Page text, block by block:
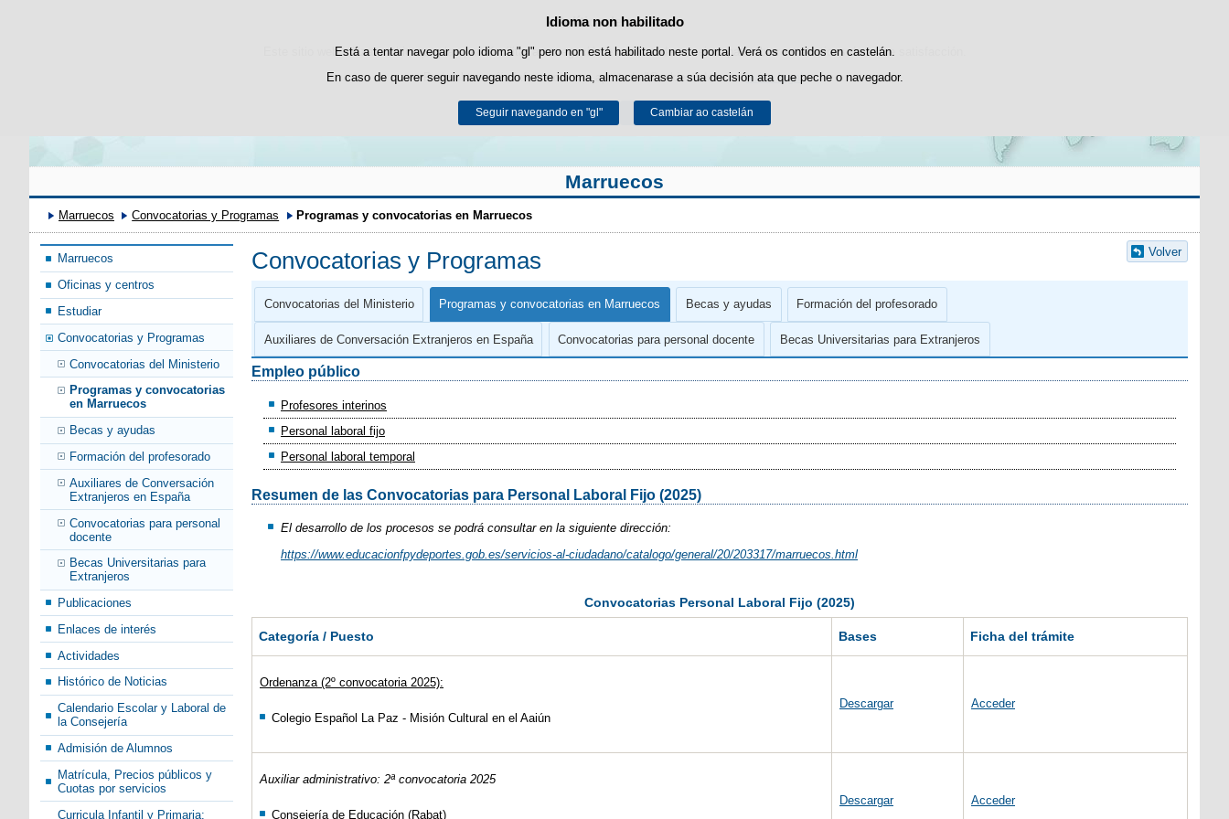
Política de cookies
Este sitio web utiliza cookies propias para facilitar a navegación e cookies de terceiros para obter estatísticas de uso e satisfacción.
Pode obter máis información no apartado "Cookies" do nosoaviso legal.
Aceptar Rexeitar
Idioma non habilitado
Está a tentar navegar polo idioma "gl" pero non está habilitado neste portal. Verá os contidos en castelán.
En caso de querer seguir navegando neste idioma, almacenarase a súa decisión ata que peche o navegador.
Seguir navegando en "gl" Cambiar ao castelán
Saltar ao contido
Marruecos
Marruecos Convocatorias y Programas Programas y convocatorias en Marruecos
Marruecos
Oficinas y centros
Estudiar
Convocatorias y Programas
Convocatorias del Ministerio
Programas y convocatorias
en Marruecos
Becas y ayudas
Formación del profesorado
Auxiliares de Conversación
Extranjeros en España
Convocatorias para personal
docente
Becas Universitarias para
Extranjeros
Publicaciones
Enlaces de interés
Actividades
Histórico de Noticias
Calendario Escolar y Laboral de
la Consejería
Admisión de Alumnos
Matrícula, Precios públicos y
Cuotas por servicios
Curricula Infantil y Primaria:
Volver
Convocatorias y Programas
Convocatorias del Ministerio Programas y convocatorias en Marruecos Becas y ayudas Formación del profesorado
Auxiliares de Conversación Extranjeros en España Convocatorias para personal docente Becas Universitarias para Extranjeros
Empleo público
Profesores interinos
Personal laboral fijo
Personal laboral temporal
Resumen de las Convocatorias para Personal Laboral Fijo (2025)
El desarrollo de los procesos se podrá consultar en la siguiente dirección:
https://www.educacionfpydeportes.gob.es/servicios-al-ciudadano/catalogo/general/20/203317/marruecos.html
Convocatorias Personal Laboral Fijo (2025)
Categoría / Puesto Bases Ficha del trámite
Ordenanza (2º convocatoria 2025):
Colegio Español La Paz - Misión Cultural en el Aaiún
Descargar Acceder
Auxiliar administrativo: 2ª convocatoria 2025
Consejería de Educación (Rabat)
Descargar Acceder